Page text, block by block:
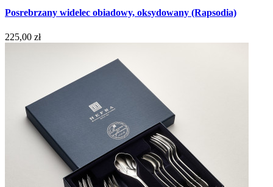
Posrebrzany widelec obiadowy, oksydowany (Rapsodia)
225,00 zł